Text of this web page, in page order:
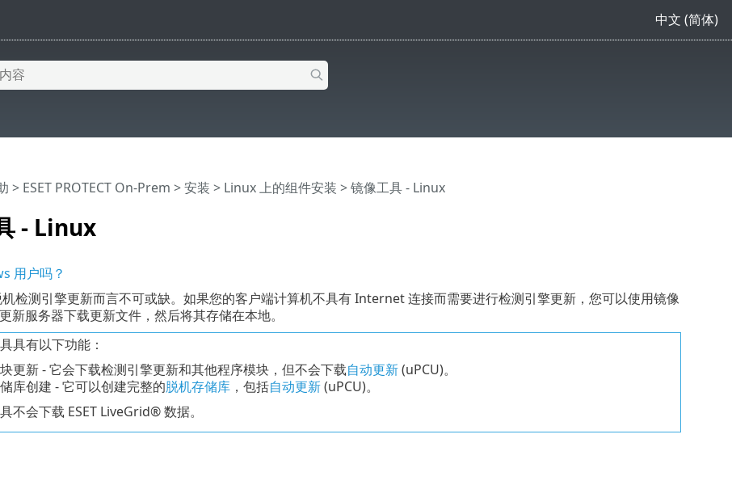
中文 (简体)
- Linux
> ESET PROTECT On-Prem >安装 > Linux 上的组件安装 > 镜像工具 - Linux
用户吗？
检测引擎更新而言不可或缺。如果您的客户端计算机不具有 Internet 连接而需要进行检测引擎更新，您可以使用镜像
新服务器下载更新文件，然后将其存储在本地。
具有以下功能：
更新 - 它会下载检测引擎更新和其他程序模块，但不会下载自动更新(uPCU)。
库创建 - 它可以创建完整的脱机存储库，包括自动更新(uPCU)。
不会下载 ESET LiveGrid® 数据。